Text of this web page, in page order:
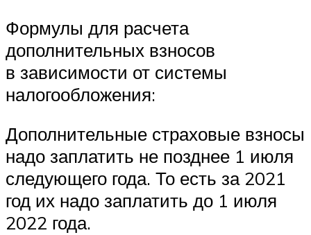
Формулы для расчета
дополнительных взносов
в зависимости от системы
налогообложения:
Дополнительные страховые взносы
надо заплатить не позднее 1 июля
следующего года. То есть за 2021
год их надо заплатить до 1 июля
2022 года.